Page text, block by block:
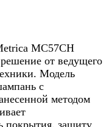
MC57CH
от ведущего
Модель
с
методом